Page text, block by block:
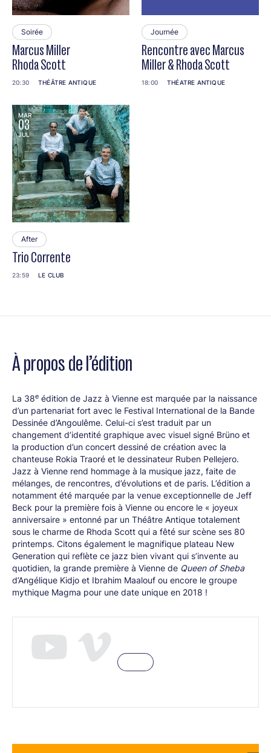
Soirée
Marcus Miller
Rhoda Scott
20:30 THÉÂTRE ANTIQUE
Journée
Rencontre avec Marcus
Miller & Rhoda Scott
18:00 THÉATRE ANTIQUE
MAR
03
JUL
After
Trio Corrente
23:59 LE CLUB
À propos de l’édition
La 38e édition de Jazz à Vienne est marquée par la naissance
d’un partenariat fort avec le Festival International de la Bande
Dessinée d’Angoulême. Celui-ci s’est traduit par un
changement d’identité graphique avec visuel signé Brüno et
la production d’un concert dessiné de création avec la
chanteuse Rokia Traoré et le dessinateur Ruben Pellejero.
Jazz à Vienne rend hommage à la musique jazz, faite de
mélanges, de rencontres, d’évolutions et de paris. L’édition a
notamment été marquée par la venue exceptionnelle de Jeff
Beck pour la première fois à Vienne ou encore le « joyeux
anniversaire » entonné par un Théâtre Antique totalement
sous le charme de Rhoda Scott qui a fêté sur scène ses 80
printemps. Citons également le magnifique plateau New
Generation qui reflète ce jazz bien vivant qui s’invente au
quotidien, la grande première à Vienne de Queen of Sheba
d’Angélique Kidjo et Ibrahim Maalouf ou encore le groupe
mythique Magma pour une date unique en 2018 !